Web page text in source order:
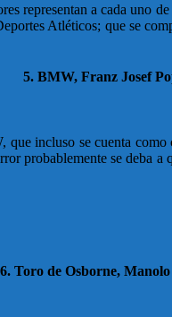
representan a cada
Atléticos; que se
5. BMW, Franz Josef
incluso se cuenta como
probablemente se deba
6. Toro de Osborne,